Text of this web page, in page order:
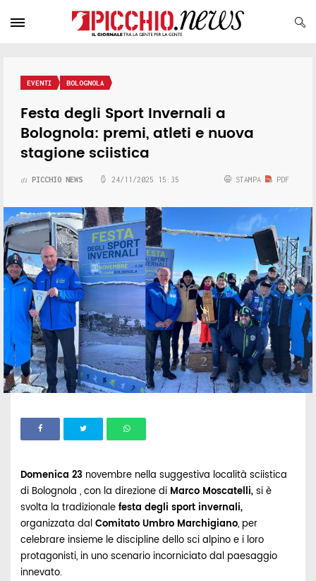
EVENTI BOLOGNOLA
Festa degli Sport Invernali a
Bolognola: premi, atleti e nuova
stagione sciistica
di PICCHIO NEWS 24/11/2025 15:35 STAMPA PDF
Domenica 23 novembre nella suggestiva località sciistica
di Bolognola , con la direzione di Marco Moscatelli,si è
svolta la tradizionalefesta degli sport invernali,
organizzata dalComitato Umbro Marchigiano, per
celebrare insieme le discipline dello sci alpino e i loro
protagonisti, in uno scenario incorniciato dal paesaggio
innevato.